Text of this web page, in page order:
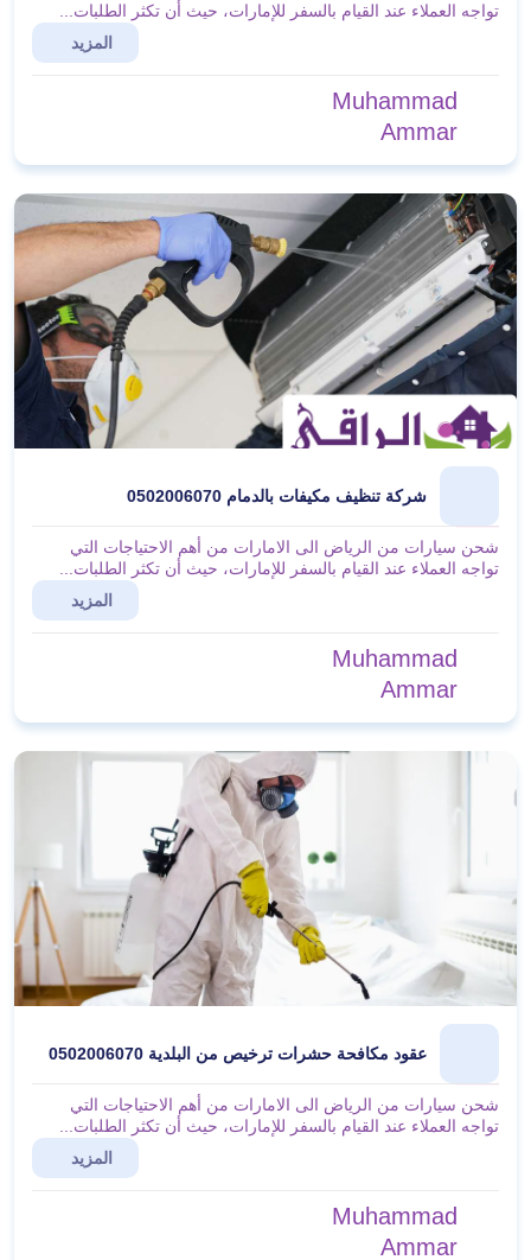
تواجه العملاء عند القيام بالسفر للإمارات، حيث أن تكثر الطلبات...
المزيد
Muhammad
Ammar
شركة تنظيف مكيفات بالدمام 0502006070
شحن سيارات من الرياض الى الامارات من أهم الاحتياجات التي
تواجه العملاء عند القيام بالسفر للإمارات، حيث أن تكثر الطلبات...
المزيد
Muhammad
Ammar
عقود مكافحة حشرات ترخيص من البلدية 0502006070
شحن سيارات من الرياض الى الامارات من أهم الاحتياجات التي
تواجه العملاء عند القيام بالسفر للإمارات، حيث أن تكثر الطلبات...
المزيد
Muhammad
Ammar